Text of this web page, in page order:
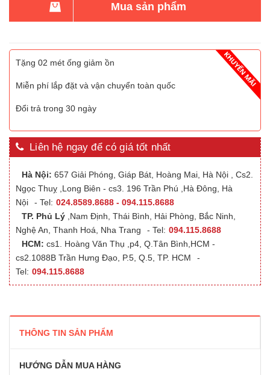
Mua sản phẩm
Tặng 02 mét ống giảm ồn
Miễn phí lắp đặt và vận chuyển toàn quốc
Đổi trả trong 30 ngày
Liên hệ ngay để có giá tốt nhất
Hà Nội: 657 Giải Phóng, Giáp Bát, Hoàng Mai, Hà Nội , Cs2.
Ngọc Thuỵ ,Long Biên - cs3. 196 Trần Phú ,Hà Đông, Hà
Nội
- Tel: 024.8589.8688 - 094.115.8688
TP. Phủ Lý ,Nam Định, Thái Bình, Hải Phòng, Bắc Ninh,
Nghệ An, Thanh Hoá, Nha Trang
- Tel: 094.115.8688
HCM: cs1. Hoàng Văn Thụ ,p4, Q.Tân Bình,HCM -
cs2.1088B Trần Hưng Đạo, P.5, Q.5, TP. HCM
-
Tel: 094.115.8688
THÔNG TIN SẢN PHẨM
HƯỚNG DẪN MUA HÀNG